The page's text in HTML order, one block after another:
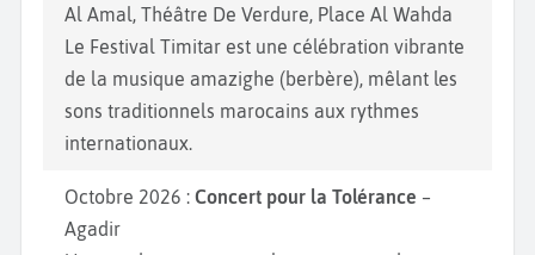
Al Amal, Théâtre De Verdure, Place Al Wahda
Le Festival Timitar est une célébration vibrante
de la musique amazighe (berbère), mêlant les
sons traditionnels marocains aux rythmes
internationaux.
Octobre 2026 : Concert pour la Tolérance –
Agadir